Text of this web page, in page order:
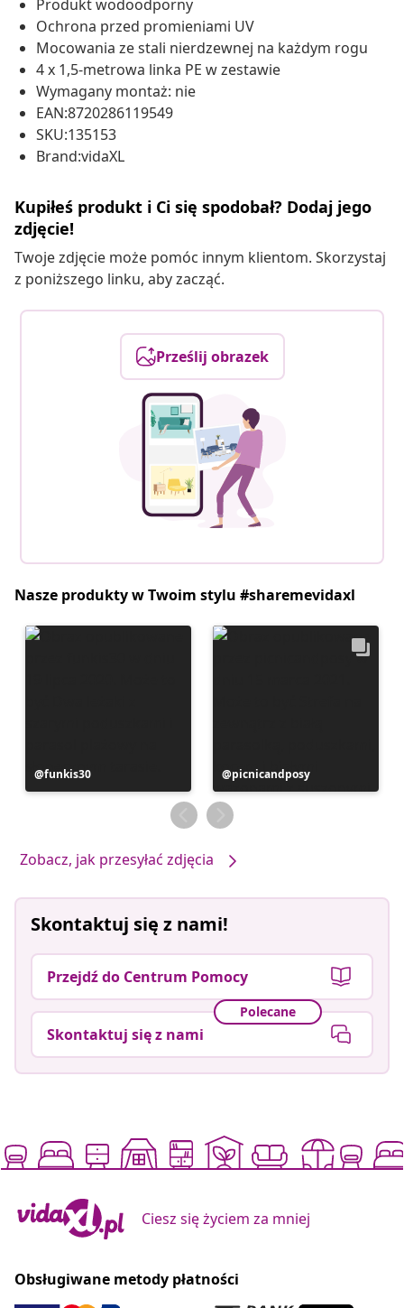
Produkt wodoodporny
Ochrona przed promieniami UV
Mocowania ze stali nierdzewnej na każdym rogu
4 x 1,5-metrowa linka PE w zestawie
Wymagany montaż: nie
EAN:8720286119549
SKU:135153
Brand:vidaXL
Kupiłeś produkt i Ci się spodobał? Dodaj jego
zdjęcie!
Twoje zdjęcie może pomóc innym klientom. Skorzystaj
z poniższego linku, aby zacząć.
Prześlij obrazek
Nasze produkty w Twoim stylu #sharemevidaxl
Post
opublikowany
funkis30
Post
opublikowany
przez
picnicandposy
Zobacz, jak przesyłać zdjęcia
Skontaktuj się z nami!
Przejdź do Centrum Pomocy
Polecane
Skontaktuj się z nami
Ciesz się życiem za mniej
Obsługiwane metody płatności